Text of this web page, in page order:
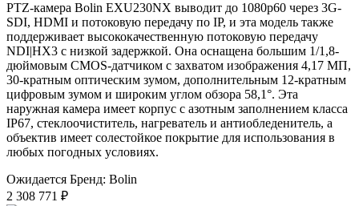
PTZ-камера Bolin EXU230NX выводит до 1080p60 через 3G-
SDI, HDMI и потоковую передачу по IP, и эта модель также
поддерживает высококачественную потоковую передачу
NDI|HX3 с низкой задержкой. Она оснащена большим 1/1,8-
дюймовым CMOS-датчиком с захватом изображения 4,17 МП,
30-кратным оптическим зумом, дополнительным 12-кратным
цифровым зумом и широким углом обзора 58,1°. Эта
наружная камера имеет корпус с азотным заполнением класса
IP67, стеклоочиститель, нагреватель и антиобледенитель, а
объектив имеет солестойкое покрытие для использования в
любых погодных условиях.
Ожидается Бренд: Bolin
2 308 771 ₽